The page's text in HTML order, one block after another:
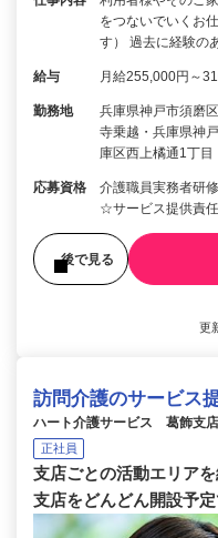
をつないでいくお
す） 過去に経験の
給与 月給255,000円～
勤務地
兵庫県神戸市須磨
寺乗越・兵庫県神
庫区西上橘通1丁目
応募資格
介護職員実務者研
☆サービス提供責
後で見る
更
訪問介護のサービス
ハート介護サービス 葛飾支
正社員
支店ごとの活動エリア
支店をどんどん開設予定